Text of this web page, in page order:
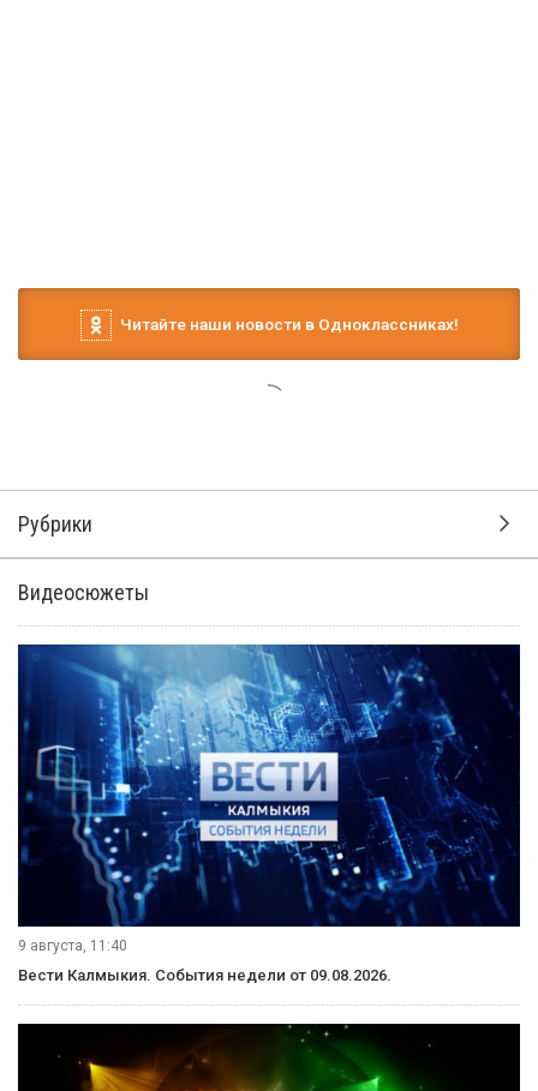
Читайте наши новости в Одноклассниках!
Рубрики
Видеосюжеты
9 августа, 11:40
Вести Калмыкия. События недели от 09.08.2026.